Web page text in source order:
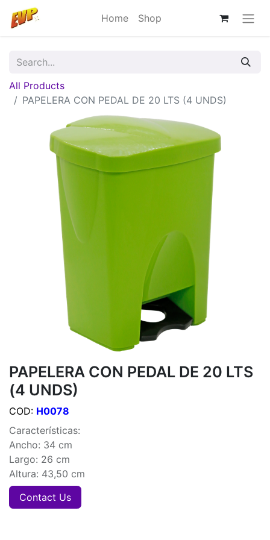
Home Shop
All Products
PAPELERA CON PEDAL DE 20 LTS (4 UNDS)
PAPELERA CON PEDAL DE 20 LTS
(4 UNDS)
COD: H0078
Características:
Ancho: 34 cm
Largo: 26 cm
Altura: 43,50 cm
Contact Us